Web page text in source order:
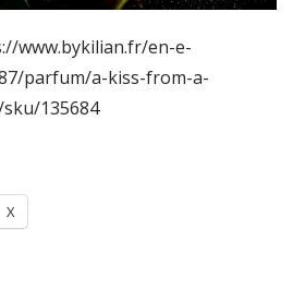
www.bykilian.fr/en-e-
parfum/a-kiss-from-a-
135684
X